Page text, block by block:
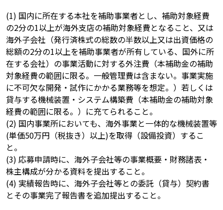
(1) 国内に所在する本社を補助事業者とし、補助対象経費
の2分の1以上が海外支店の補助対象経費となること、又は
海外子会社（発行済株式の総数の半数以上又は出資価格の
総額の2分の1以上を補助事業者が所有している、国外に所
在する会社）の事業活動に対する外注費（本補助金の補助
対象経費の範囲に限る。一般管理費は含まない。事業実施
に不可欠な開発・試作にかかる業務等を想定。）若しくは
貸与する機械装置・システム構築費（本補助金の補助対象
経費の範囲に限る。）に充てられること。
(2) 国内事業所においても、海外事業と一体的な機械装置等
(単価50万円（税抜き）以上)を取得（設備投資）するこ
と。
(3) 応募申請時に、海外子会社等の事業概要・財務諸表・
株主構成が分かる資料を提出すること。
(4) 実績報告時に、海外子会社等との委託（貸与）契約書
とその事業完了報告書を追加提出すること。